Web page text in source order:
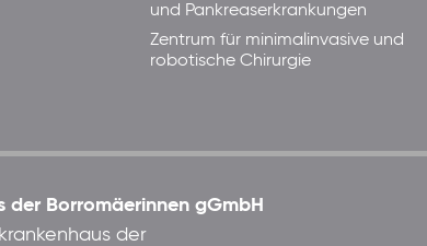
und Pankreaserkrankungen
Zentrum für minimalinvasive und
robotische Chirurgie
der Borromäerinnen gGmbH
der